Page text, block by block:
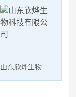
山东欣烨生物科技有限公司